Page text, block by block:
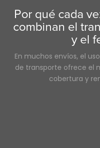
Por qué cada
combinan el
y el
En muchos envíos, el
de transporte ofrece el
cobertura y